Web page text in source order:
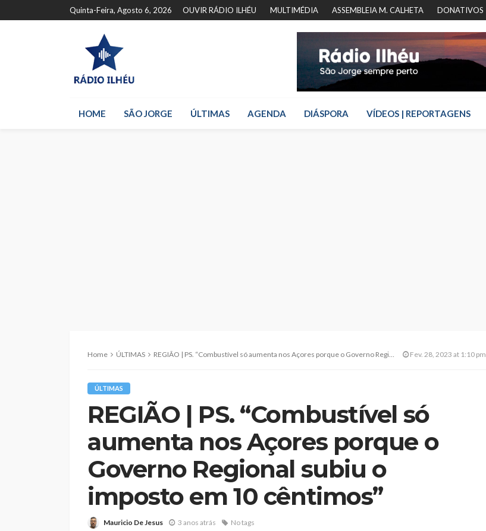
Quinta-Feira, Agosto 6, 2026 OUVIR RÁDIO ILHÉU MULTIMÉDIA ASSEMBLEIA M. CALHETA DONATIVOS
HOME SÃO JORGE ÚLTIMAS AGENDA DIÁSPORA VÍDEOS | REPORTAGENS
Home ÚLTIMAS REGIÃO | PS. “Combustível só aumenta nos Açores porque o Governo Regional subiu o imposto em 10 cêntimos” Fev. 28, 2023 at 1:10 pm
ÚLTIMAS
REGIÃO | PS. “Combustível só
aumenta nos Açores porque o
Governo Regional subiu o
imposto em 10 cêntimos”
Mauricio De Jesus 3 anos atrás No tags